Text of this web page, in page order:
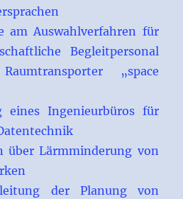
am Auswahlverfahren für
Begleitpersonal
„space
eines Ingenieurbüros für
über Lärmminderung von
der Planung von